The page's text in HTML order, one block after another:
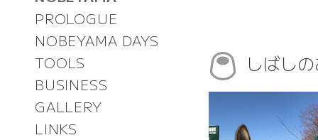
PROLOGUE
NOBEYAMA DAYS
TOOLS
BUSINESS
GALLERY
LINKS
しばし